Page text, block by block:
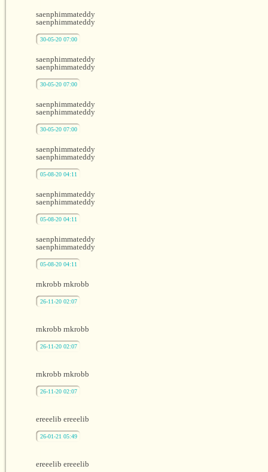
saenphimmateddy
saenphimmateddy
30-05-20 07:00
saenphimmateddy
saenphimmateddy
30-05-20 07:00
saenphimmateddy
saenphimmateddy
30-05-20 07:00
saenphimmateddy
saenphimmateddy
05-08-20 04:11
saenphimmateddy
saenphimmateddy
05-08-20 04:11
saenphimmateddy
saenphimmateddy
05-08-20 04:11
rnkrobb rnkrobb
26-11-20 02:07
rnkrobb rnkrobb
26-11-20 02:07
rnkrobb rnkrobb
26-11-20 02:07
ereeelib ereeelib
26-01-21 05:49
ereeelib ereeelib